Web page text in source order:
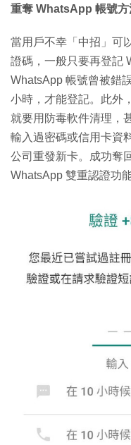
重奪 WhatsApp 帳號方
當用戶不幸「中招」可
證碼，一般只要再登記
WhatsApp 帳號曾被錯
小時，才能登記。此外
就要用防毒軟件清理，
輸入過密碼或信用卡資
公司重發新卡。成功奪
WhatsApp 雙重認證功能